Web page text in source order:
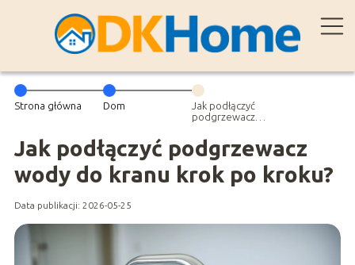
Strona główna Dom
Jak podłączyć
podgrzewacz
krok po kroku?
Jak podłączyć podgrzewacz
wody do kranu krok po kroku?
Data publikacji: 2026-05-25